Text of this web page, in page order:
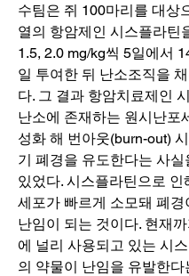
수팀은 쥐 100마리를 대상
열의 항암제인 시스플라틴
1.5, 2.0 mg/kg씩 5일에서
일 투여한 뒤 난소조직을
다. 그 결과 항암치료제인
난소에 존재하는 원시난포
성화 해 번아웃(burn-out)
기 폐경을 유도한다는 사실
있었다. 시스플라틴으로 인
세포가 빠르게 소모돼 폐경
난임이 되는 것이다. 현재
에 널리 사용되고 있는 시
의 약물이 난임을 유발한